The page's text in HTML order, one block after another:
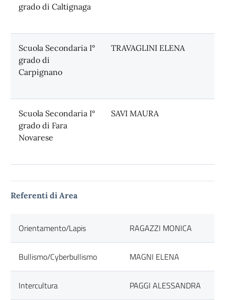
grado di Caltignaga
Scuola Secondaria I°
grado di
Carpignano
TRAVAGLINI ELENA
Scuola Secondaria I°
grado di Fara
Novarese
SAVI MAURA
Referenti di Area
Orientamento/Lapis RAGAZZI MONICA
Bullismo/Cyberbullismo MAGNI ELENA
Intercultura PAGGI ALESSANDRA